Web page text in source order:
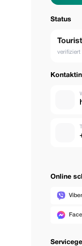
Status
Online
Viber